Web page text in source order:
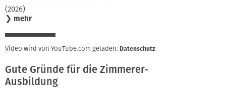
(2026)
❯ mehr
Video wird von YouTube.com geladen: Datenschutz
Gute Gründe für die Zimmerer-
Ausbildung